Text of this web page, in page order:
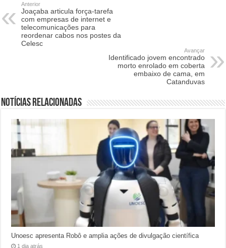
Anterior
Joaçaba articula força-tarefa
com empresas de internet e
telecomunicações para
reordenar cabos nos postes da
Celesc
Avançar
Identificado jovem encontrado
morto enrolado em coberta
embaixo de cama, em
Catanduvas
Notícias relacionadas
Unoesc apresenta Robô e amplia ações de divulgação científica
1 dia atrás